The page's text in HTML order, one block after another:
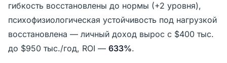
гибкость восстановлены до нормы (+2 уровня),
психофизиологическая устойчивость под нагрузкой
восстановлена — личный доход вырос с $400 тыс.
до $950 тыс./год, ROI — 633%.